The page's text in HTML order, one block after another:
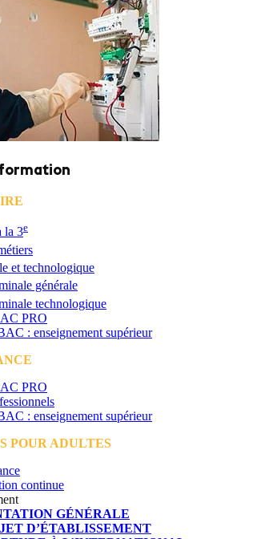
la 3e
et technologique
générale
technologique
PRO
: enseignement supérieur
PRO
: enseignement supérieur
POUR ADULTES
continue
GÉNÉRALE
D’ÉTABLISSEMENT